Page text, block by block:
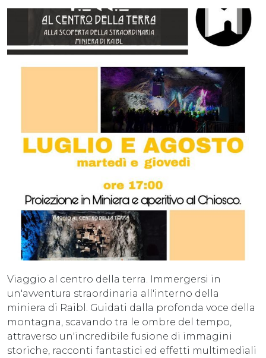
Viaggio al centro della terra. Immergersi in
un'avventura straordinaria all'interno della
miniera di Raibl. Guidati dalla profonda voce della
montagna, scavando tra le ombre del tempo,
attraverso un'incredibile fusione di immagini
storiche, racconti fantastici ed effetti multimediali